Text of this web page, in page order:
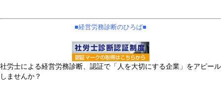
■経営労務診断のひろば■
社労士による経営労務診断、認証で「人を大切にする企業」をアピール
しませんか？